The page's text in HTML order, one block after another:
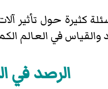
كثيرة حول تأثير
في العالم
الرصد في